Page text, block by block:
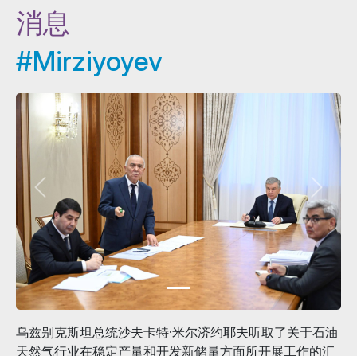
消息
#Mirziyoyev
乌兹别克斯坦总统沙夫卡特·米尔济约耶夫听取了关于石油
天然气行业在稳定产量和开发新储量方面所开展工作的汇